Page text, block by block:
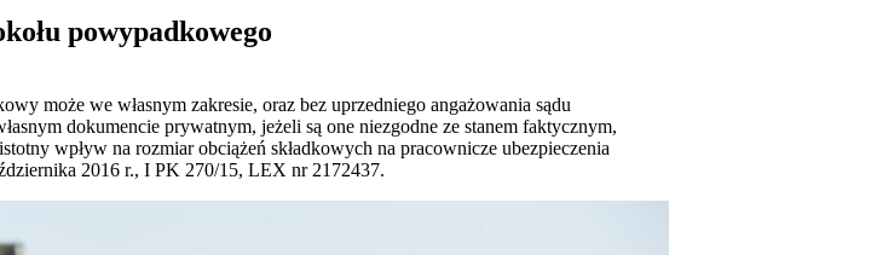
powypadkowego
może we własnym zakresie, oraz bez uprzedniego angażowania sądu
dokumencie prywatnym, jeżeli są one niezgodne ze stanem faktycznym,
wpływ na rozmiar obciążeń składkowych na pracownicze ubezpieczenia
2016 r., I PK 270/15, LEX nr 2172437.